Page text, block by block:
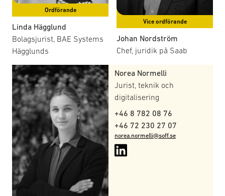
Här finner du en sammanfattning av gruppens
handlingsplan för 2026.
Ordförande
Linda Hägglund
Bolagsjurist, BAE Systems
Hägglunds
Vice ordförande
Johan Nordström
Chef, juridik på Saab
Norea Normelli
Jurist, teknik och
digitalisering
+46 8 782 08 76
+46 72 230 27 07
norea.normelli@soff.se